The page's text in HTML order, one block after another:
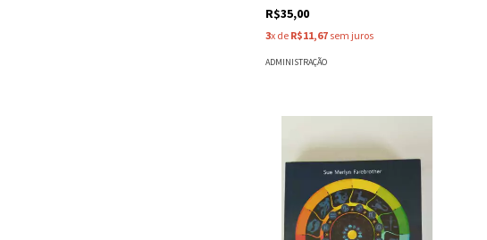
R$35,00
3x de R$11,67 sem juros
ADMINISTRAÇÃO